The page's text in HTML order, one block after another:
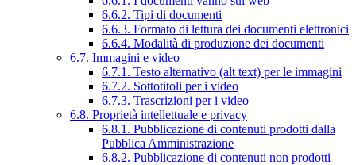
6.6.2. Tipi di documenti
6.6.3. Formato di lettura dei documenti elettronici
6.6.4. Modalità di produzione dei documenti
6.7. Immagini e video
6.7.1. Testo alternativo (alt text) per le immagini
6.7.2. Sottotitoli per i video
6.7.3. Trascrizioni per i video
6.8. Proprietà intellettuale e privacy
6.8.1. Pubblicazione di contenuti prodotti dalla
Pubblica Amministrazione
6.8.2. Pubblicazione di contenuti non prodotti